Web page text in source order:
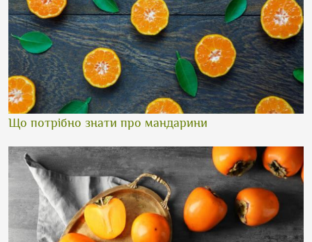
Що потрібно знати про мандарини